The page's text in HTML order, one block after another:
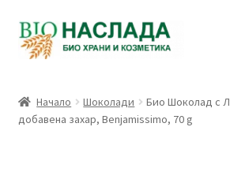
Skip
to
Skip
to
Количка
Начало Шоколади
Био Шоколад с
добавена захар, Benjamissimo, 70 g